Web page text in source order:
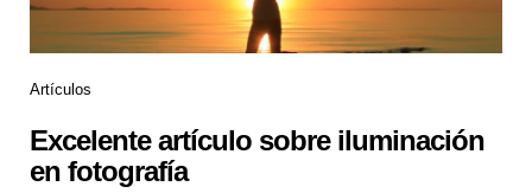
Artículos
Excelente artículo sobre iluminación
en fotografía